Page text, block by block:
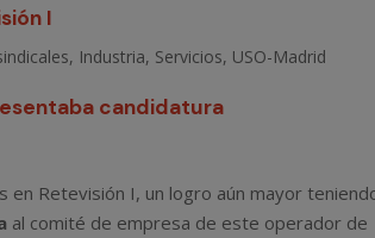
I
, Industria, Servicios, USO-Madrid
candidatura
en Retevisión I, un logro aún mayor
al comité de empresa de este operador de